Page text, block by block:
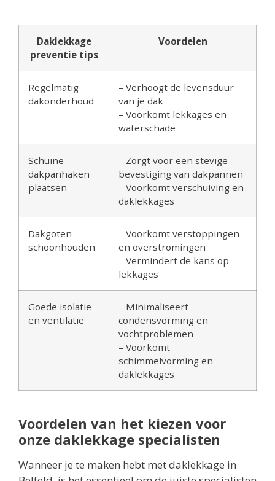
Daklekkage
preventie tips
Voordelen
Regelmatig
dakonderhoud
– Verhoogt de levensduur
van je dak
– Voorkomt lekkages en
waterschade
Schuine
dakpanhaken
plaatsen
– Zorgt voor een stevige
bevestiging van dakpannen
– Voorkomt verschuiving en
daklekkages
Dakgoten
schoonhouden
– Voorkomt verstoppingen
en overstromingen
– Vermindert de kans op
lekkages
Goede isolatie
en ventilatie
– Minimaliseert
condensvorming en
vochtproblemen
– Voorkomt
schimmelvorming en
daklekkages
Voordelen van het kiezen voor
onze daklekkage specialisten
Wanneer je te maken hebt met daklekkage in